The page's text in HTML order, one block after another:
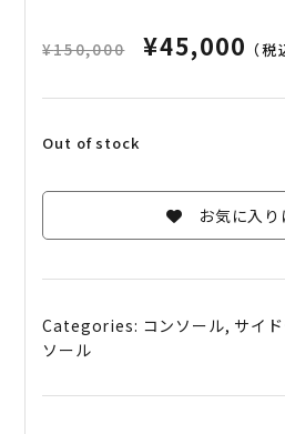
¥150,000 ¥45,000 （税
Out of stock
お気に入
Categories: コンソール, サイ
ソール